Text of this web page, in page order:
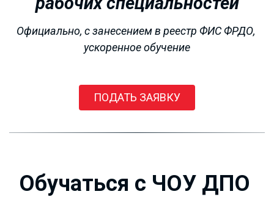
ПРОФЕССИИ
от 4000 рублей!!!
Официально, с занесением в реестр ФИС ФРДО,
ускоренное обучение
ПОДАТЬ ЗАЯВКУ
Обучаться с ЧОУ ДПО